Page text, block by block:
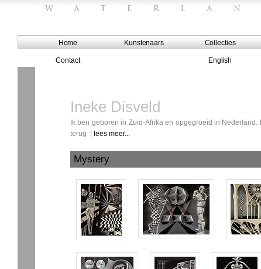
Home Kunstenaars Collecties
Contact English
Ineke Disveld
Ik ben geboren in Zuid-Afrika en opgegroeid in
terug |
lees meer...
Mystery